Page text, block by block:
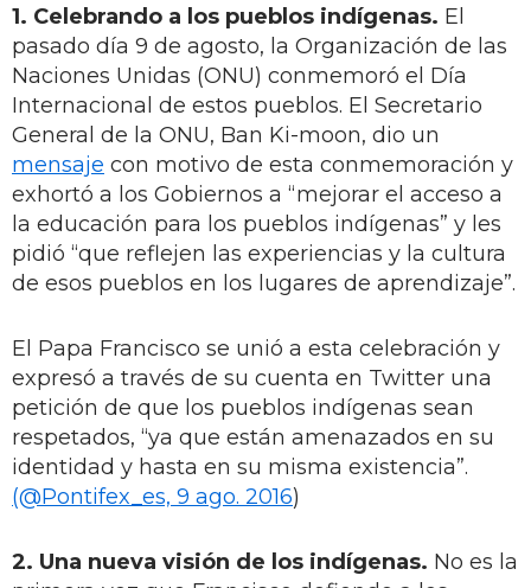
1. Celebrando a los pueblos indígenas. El
pasado día 9 de agosto, la Organización de las
Naciones Unidas (ONU) conmemoró el Día
Internacional de estos pueblos. El Secretario
General de la ONU, Ban Ki-moon, dio un
mensaje con motivo de esta conmemoración y
exhortó a los Gobiernos a “mejorar el acceso a
la educación para los pueblos indígenas” y les
pidió “que reflejen las experiencias y la cultura
de esos pueblos en los lugares de aprendizaje”.
El Papa Francisco se unió a esta celebración y
expresó a través de su cuenta en Twitter una
petición de que los pueblos indígenas sean
respetados, “ya que están amenazados en su
identidad y hasta en su misma existencia”.
(@Pontifex_es, 9 ago. 2016)
2. Una nueva visión de los indígenas. No es la